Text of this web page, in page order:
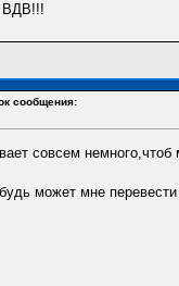
ВДВ!!!
сообщения:
совсем
может мне